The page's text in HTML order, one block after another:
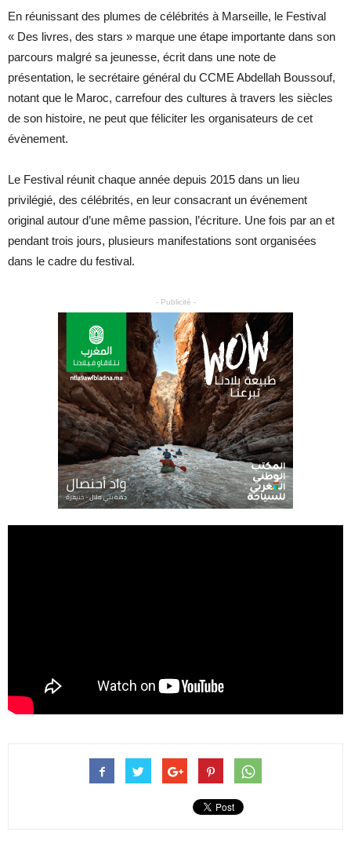
En réunissant des plumes de célébrités à Marseille, le Festival
« Des livres, des stars » marque une étape importante dans son
parcours malgré sa jeunesse, écrit dans une note de
présentation, le secrétaire général du CCME Abdellah Boussouf,
notant que le Maroc, carrefour des cultures à travers les siècles
de son histoire, ne peut que féliciter les organisateurs de cet
évènement.
Le Festival réunit chaque année depuis 2015 dans un lieu
privilégié, des célébrités, en leur consacrant un événement
original autour d’une même passion, l’écriture. Une fois par an et
pendant trois jours, plusieurs manifestations sont organisées
dans le cadre du festival.
- Publicité -